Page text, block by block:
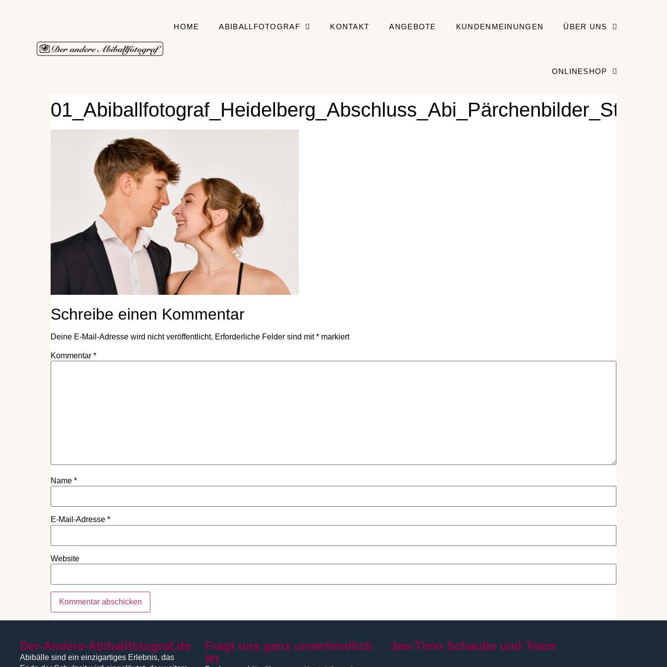
HOME ABIBALLFOTOGRAF KONTAKT ANGEBOTE KUNDENMEINUNGEN ÜBER UNS
ONLINESHOP
Schreibe einen Kommentar
Deine E-Mail-Adresse wird nicht veröffentlicht. Erforderliche Felder sind mit* markiert
Kommentar *
Name *
E-Mail-Adresse *
Website
Der-Andere-Abiballfotograf.de
Abibälle sind ein einzigartiges Erlebnis, das
Fragt uns ganz unverbindlich
an
Jan-Timo Schaube und Team